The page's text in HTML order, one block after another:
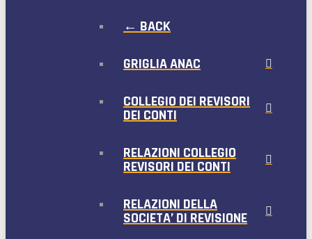
← BACK
GRIGLIA ANAC
COLLEGIO DEI REVISORI
DEI CONTI
RELAZIONI COLLEGIO
REVISORI DEI CONTI
RELAZIONI DELLA
SOCIETA’ DI REVISIONE